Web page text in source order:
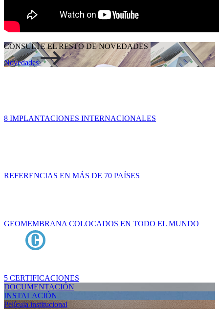
CONSULTE EL RESTO DE NOVEDADES
Novedades
8 IMPLANTACIONES INTERNACIONALES
REFERENCIAS EN MÁS DE 70 PAÍSES
GEOMEMBRANA COLOCADOS EN TODO EL MUNDO
5 CERTIFICACIONES
DOCUMENTACIÓN
INSTALACIÓN
Película institucional